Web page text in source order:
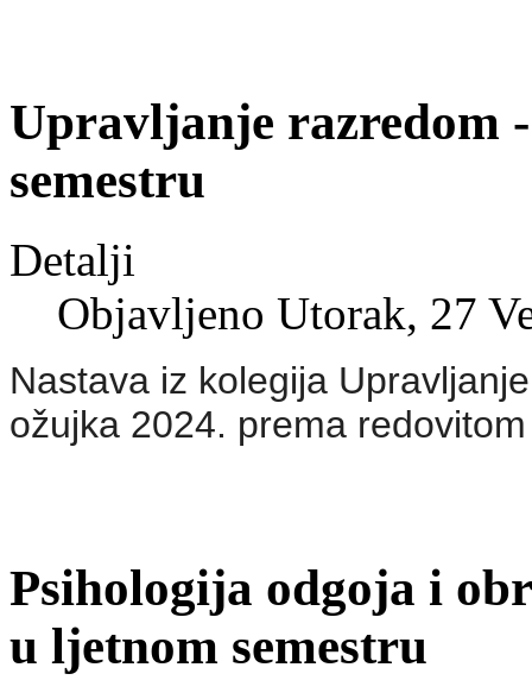
Upravljanje razredom
semestru
Detalji
Objavljeno Utorak, 27
Nastava iz kolegija
ožujka 2024. prema
Psihologija odgoja i
u ljetnom semestru